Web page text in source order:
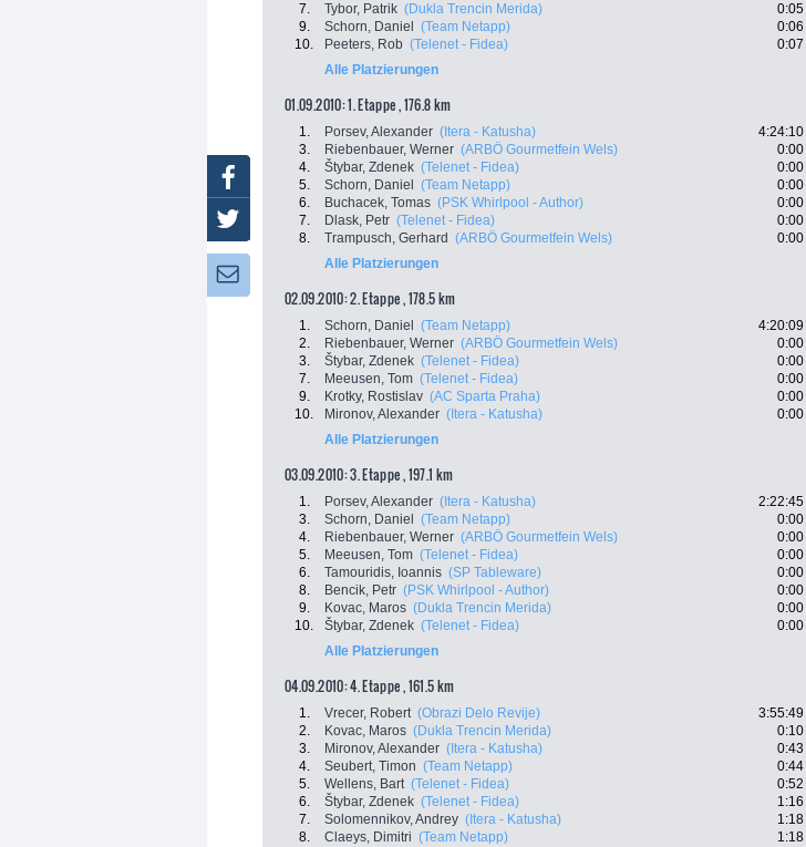
7.
Tybor, Patrik (Dukla Trencin Merida)
0:05
9.
Schorn, Daniel (Team Netapp)
0:06
10.
Peeters, Rob (Telenet - Fidea)
0:07
Alle Platzierungen
01.09.2010: 1. Etappe , 176.8 km
1. Porsev, Alexander (Itera - Katusha)
4:24:10
3.
Riebenbauer, Werner (ARBÖ Gourmetfein Wels)
0:00
4.
Štybar, Zdenek (Telenet - Fidea)
0:00
5.
Schorn, Daniel (Team Netapp)
0:00
6.
Buchacek, Tomas (PSK Whirlpool - Author)
0:00
7.
Dlask, Petr (Telenet - Fidea)
0:00
8.
Trampusch, Gerhard (ARBÖ Gourmetfein Wels)
0:00
Alle Platzierungen
02.09.2010: 2. Etappe , 178.5 km
1. Schorn, Daniel (Team Netapp)
4:20:09
2.
Riebenbauer, Werner (ARBÖ Gourmetfein Wels)
0:00
3.
Štybar, Zdenek (Telenet - Fidea)
0:00
7.
Meeusen, Tom (Telenet - Fidea)
0:00
9.
Krotky, Rostislav (AC Sparta Praha)
0:00
10.
Mironov, Alexander (Itera - Katusha)
0:00
Alle Platzierungen
03.09.2010: 3. Etappe , 197.1 km
1. Porsev, Alexander (Itera - Katusha)
2:22:45
3.
Schorn, Daniel (Team Netapp)
0:00
4.
Riebenbauer, Werner (ARBÖ Gourmetfein Wels)
0:00
5.
Meeusen, Tom (Telenet - Fidea)
0:00
6.
Tamouridis, Ioannis (SP Tableware)
0:00
8.
Bencik, Petr (PSK Whirlpool - Author)
0:00
9.
Kovac, Maros (Dukla Trencin Merida)
0:00
10.
Štybar, Zdenek (Telenet - Fidea)
0:00
Alle Platzierungen
04.09.2010: 4. Etappe , 161.5 km
1. Vrecer, Robert (Obrazi Delo Revije)
3:55:49
2.
Kovac, Maros (Dukla Trencin Merida)
0:10
3.
Mironov, Alexander (Itera - Katusha)
0:43
4.
Seubert, Timon (Team Netapp)
0:44
5.
Wellens, Bart (Telenet - Fidea)
0:52
6.
Štybar, Zdenek (Telenet - Fidea)
1:16
7.
Solomennikov, Andrey (Itera - Katusha)
1:18
8.
Claeys, Dimitri (Team Netapp)
1:18
Facebook
Twitter